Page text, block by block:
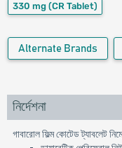
330 mg (CR Tablet)
Alternate Brands
নির্দেশনা
গাবারোল ফিল্ম কোটেড ট্যাবলেট